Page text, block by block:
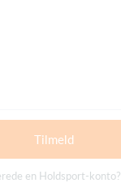
Tilmeld
en Holdsport-konto?